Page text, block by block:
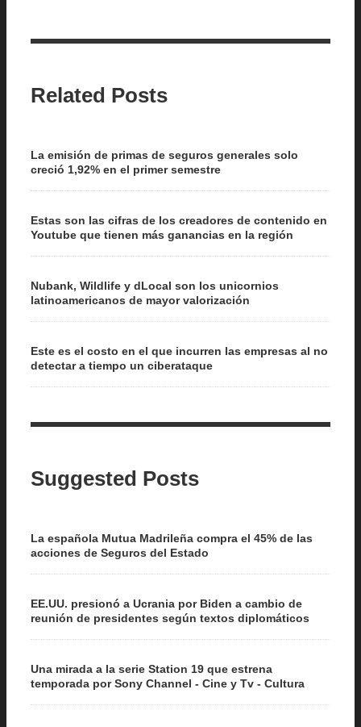
Related Posts
La emisión de primas de seguros generales solo
creció 1,92% en el primer semestre
Estas son las cifras de los creadores de contenido en
Youtube que tienen más ganancias en la región
Nubank, Wildlife y dLocal son los unicornios
latinoamericanos de mayor valorización
Este es el costo en el que incurren las empresas al no
detectar a tiempo un ciberataque
Suggested Posts
La española Mutua Madrileña compra el 45% de las
acciones de Seguros del Estado
EE.UU. presionó a Ucrania por Biden a cambio de
reunión de presidentes según textos diplomáticos
Una mirada a la serie Station 19 que estrena
temporada por Sony Channel - Cine y Tv - Cultura